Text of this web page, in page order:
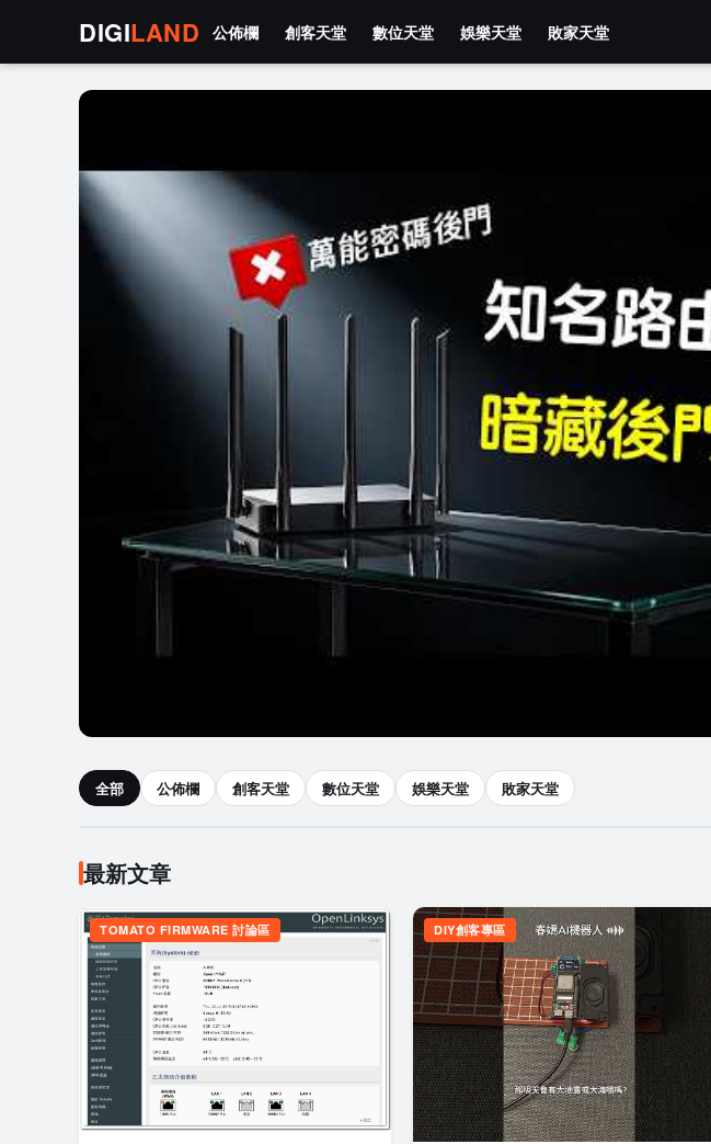
DIGILAND 公佈欄 創客天堂 數位天堂 娛樂天堂 敗家天堂
硬體及網路技術綜合討論區
某知名路由器暗藏後門？請自行檢查驗證
全部 公佈欄 創客天堂 數位天堂 娛樂天堂 敗家天堂
最新文章
TOMATO FIRMWARE 討論區 DIY創客專區